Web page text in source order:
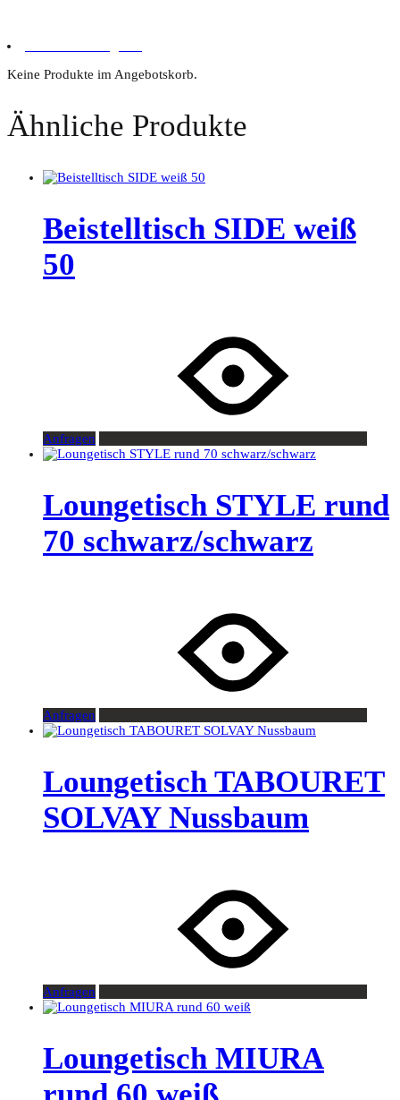
Keine Produkte im Angebotskorb.
Ähnliche Produkte
Beistelltisch SIDE weiß
50
Anfragen
Loungetisch STYLE rund
70 schwarz/schwarz
Anfragen
Loungetisch TABOURET
SOLVAY Nussbaum
Anfragen
Loungetisch MIURA